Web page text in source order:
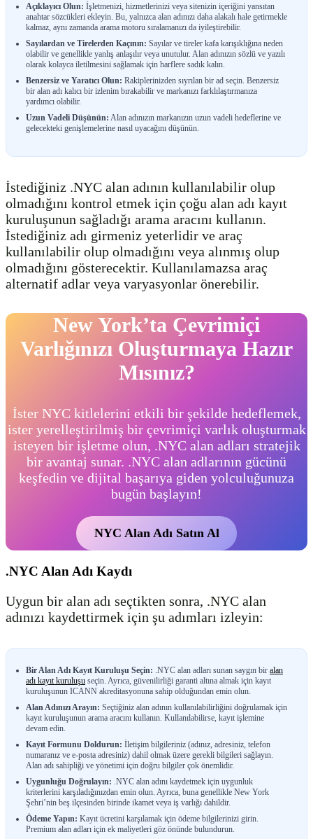
Açıklayıcı Olun: İşletmenizi, hizmetlerinizi veya sitenizin içeriğini yansıtan
anahtar sözcükleri ekleyin. Bu, yalnızca alan adınızı daha alakalı hale getirmekle
kalmaz, aynı zamanda arama motoru sıralamanızı da iyileştirebilir.
Sayılardan ve Tirelerden Kaçının: Sayılar ve tireler kafa karışıklığına neden
olabilir ve genellikle yanlış anlaşılır veya unutulur. Alan adınızın sözlü ve yazılı
olarak kolayca iletilmesini sağlamak için harflere sadık kalın.
Benzersiz ve Yaratıcı Olun: Rakiplerinizden sıyrılan bir ad seçin. Benzersiz
bir alan adı kalıcı bir izlenim bırakabilir ve markanızı farklılaştırmanıza
yardımcı olabilir.
Uzun Vadeli Düşünün: Alan adınızın markanızın uzun vadeli hedeflerine ve
gelecekteki genişlemelerine nasıl uyacağını düşünün.
İstediğiniz .NYC alan adının kullanılabilir olup
olmadığını kontrol etmek için çoğu alan adı kayıt
kuruluşunun sağladığı arama aracını kullanın.
İstediğiniz adı girmeniz yeterlidir ve araç
kullanılabilir olup olmadığını veya alınmış olup
olmadığını gösterecektir. Kullanılamazsa araç
alternatif adlar veya varyasyonlar önerebilir.
New York’ta Çevrimiçi
Varlığınızı Oluşturmaya Hazır
Mısınız?
İster NYC kitlelerini etkili bir şekilde hedeflemek,
ister yerelleştirilmiş bir çevrimiçi varlık oluşturmak
isteyen bir işletme olun, .NYC alan adları stratejik
bir avantaj sunar. .NYC alan adlarının gücünü
keşfedin ve dijital başarıya giden yolculuğunuza
bugün başlayın!
NYC Alan Adı Satın Al
.NYC Alan Adı Kaydı
Uygun bir alan adı seçtikten sonra, .NYC alan
adınızı kaydettirmek için şu adımları izleyin:
Bir Alan Adı Kayıt Kuruluşu Seçin: .NYC alan adları sunan saygın bir alan
adı kayıt kuruluşu seçin. Ayrıca, güvenilirliği garanti altına almak için kayıt
kuruluşunun ICANN akreditasyonuna sahip olduğundan emin olun.
Alan Adınızı Arayın: Seçtiğiniz alan adının kullanılabilirliğini doğrulamak için
kayıt kuruluşunun arama aracını kullanın. Kullanılabilirse, kayıt işlemine
devam edin.
Kayıt Formunu Doldurun: İletişim bilgileriniz (adınız, adresiniz, telefon
numaranız ve e-posta adresiniz) dahil olmak üzere gerekli bilgileri sağlayın.
Alan adı sahipliği ve yönetimi için doğru bilgiler çok önemlidir.
Uygunluğu Doğrulayın: .NYC alan adını kaydetmek için uygunluk
kriterlerini karşıladığınızdan emin olun. Ayrıca, buna genellikle New York
Şehri’nin beş ilçesinden birinde ikamet veya iş varlığı dahildir.
Ödeme Yapın: Kayıt ücretini karşılamak için ödeme bilgilerinizi girin.
Premium alan adları için ek maliyetleri göz önünde bulundurun.